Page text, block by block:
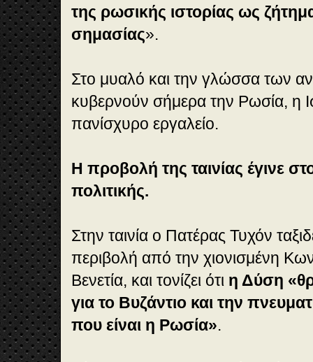
της ρωσικής ιστορίας ως
σημασίας».
Στο μυαλό και την γλώσσα των
κυβερνούν σήμερα την Ρωσία, η
πανίσχυρο εργαλείο.
Η προβολή της ταινίας έγινε
πολιτικής.
Στην ταινία ο Πατέρας Τυχόν
περιβολή από την χιονισμένη
Βενετία, και τονίζει ότι η Δύση
για το Βυζάντιο και την
που είναι η Ρωσία».